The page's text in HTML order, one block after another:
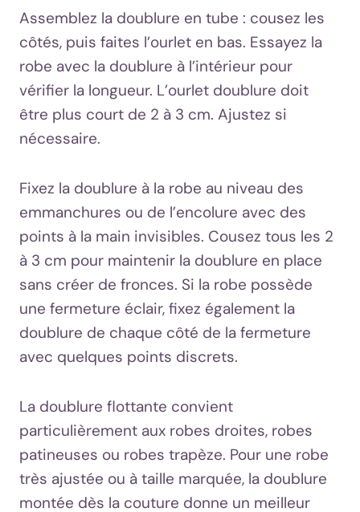
Assemblez la doublure en tube : cousez les
côtés, puis faites l’ourlet en bas. Essayez la
robe avec la doublure à l’intérieur pour
vérifier la longueur. L’ourlet doublure doit
être plus court de 2 à 3 cm. Ajustez si
nécessaire.
Fixez la doublure à la robe au niveau des
emmanchures ou de l’encolure avec des
points à la main invisibles. Cousez tous les 2
à 3 cm pour maintenir la doublure en place
sans créer de fronces. Si la robe possède
une fermeture éclair, fixez également la
doublure de chaque côté de la fermeture
avec quelques points discrets.
La doublure flottante convient
particulièrement aux robes droites, robes
patineuses ou robes trapèze. Pour une robe
très ajustée ou à taille marquée, la doublure
montée dès la couture donne un meilleur